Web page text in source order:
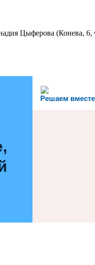
Цыферова (Конева, 6,
Решаем вместе